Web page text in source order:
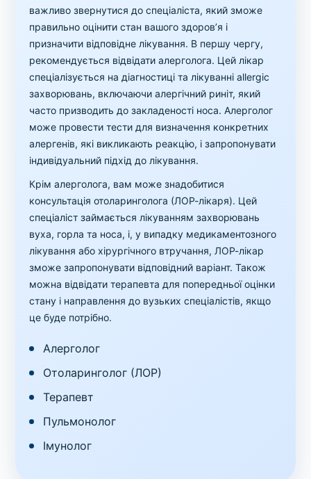
важливо звернутися до спеціаліста, який зможе
правильно оцінити стан вашого здоров’я і
призначити відповідне лікування. В першу чергу,
рекомендується відвідати алерголога. Цей лікар
спеціалізується на діагностиці та лікуванні allergic
захворювань, включаючи алергічний риніт, який
часто призводить до закладеності носа. Алерголог
може провести тести для визначення конкретних
алергенів, які викликають реакцію, і запропонувати
індивідуальний підхід до лікування.
Крім алерголога, вам може знадобитися
консультація отоларинголога (ЛОР-лікаря). Цей
спеціаліст займається лікуванням захворювань
вуха, горла та носа, і, у випадку медикаментозного
лікування або хірургічного втручання, ЛОР-лікар
зможе запропонувати відповідний варіант. Також
можна відвідати терапевта для попередньої оцінки
стану і направлення до вузьких спеціалістів, якщо
це буде потрібно.
Алерголог
Отоларинголог (ЛОР)
Терапевт
Пульмонолог
Імунолог